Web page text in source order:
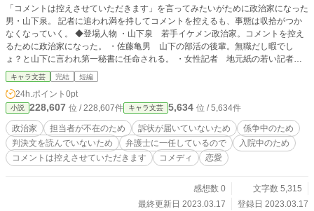
「コメントは控えさせていただきます」を言ってみたいがために政治家になった
男・山下泉。 記者に追われ満を持してコメントを控えるも、事態は収拾がつか
なくなっていく。 ◆登場人物 ・山下泉 若手イケメン政治家。コメントを控え
るために政治家になった。 ・佐藤亀男 山下の部活の後輩。無職だし暇でし
ょ？と山下に言われ第一秘書に任命される。 ・女性記者 地元紙の若い記者。
先頭に立って山下にコメントを求める。
キャラ文芸 完結 短編
24h.ポイント 0pt
小説 228,607 位 / 228,607件 キャラ文芸 5,634 位 / 5,634件
政治家 担当者が不在のため 訴状が届いていないため
係争中のため
判決文を読んでいないため
弁護士に一任しているので
入院中のため
コメントは控えさせていただきます
コメディ 恋愛
感想数 0
文字数 5,315
最終更新日 2023.03.17
登録日 2023.03.17